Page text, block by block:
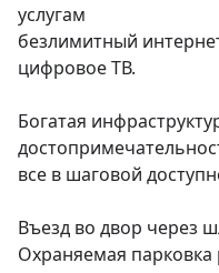
услугам
безлимитный
цифровое ТВ.
Богатая
все в шаговой
Въезд во двор через
Охраняемая парковка